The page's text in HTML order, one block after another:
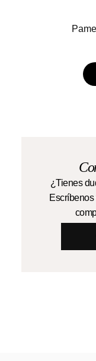
¿Tienes
Escríbenos